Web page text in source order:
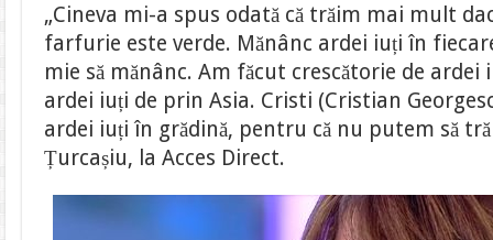
„Cineva mi-a spus odată că trăim mai mult
farfurie este verde. Mănânc ardei iuți în
mie să mănânc. Am făcut crescătorie de ardei
ardei iuți de prin Asia. Cristi (Cristian
ardei iuți în grădină, pentru că nu putem să
Țurcașiu, la Acces Direct.